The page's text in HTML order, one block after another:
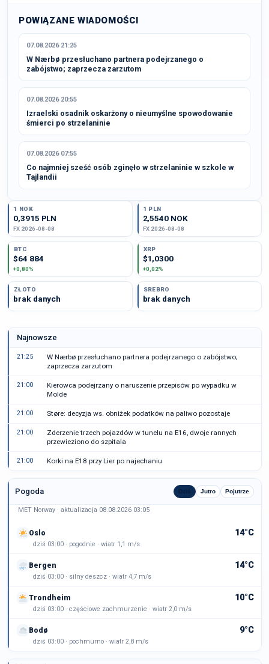
POWIĄZANE WIADOMOŚCI
07.08.2026 21:25
W Nærbø przesłuchano partnera podejrzanego o
zabójstwo; zaprzecza zarzutom
07.08.2026 20:55
Izraelski osadnik oskarżony o nieumyślne spowodowanie
śmierci po strzelaninie
07.08.2026 07:55
Co najmniej sześć osób zginęło w strzelaninie w szkole w
Tajlandii
1 NOK
0,3915 PLN
FX 2026-08-08
1 PLN
2,5540 NOK
FX 2026-08-08
BTC
$64 884
+0,80%
XRP
$1,0300
+0,02%
ZŁOTO
brak danych
SREBRO
brak danych
Najnowsze
21:25
W Nærbø przesłuchano partnera podejrzanego o zabójstwo;
zaprzecza zarzutom
21:00
Kierowca podejrzany o naruszenie przepisów po wypadku w
Molde
21:00 Støre: decyzja ws. obniżek podatków na paliwo pozostaje
21:00
Zderzenie trzech pojazdów w tunelu na E16, dwoje rannych
przewieziono do szpitala
21:00 Korki na E18 przy Lier po najechaniu
Pogoda Dziś Jutro Pojutrze
MET Norway · aktualizacja 08.08.2026 03:05
Oslo 14°C
dziś 03:00 · pogodnie · wiatr 1,1 m/s
Bergen 14°C
dziś 03:00 · silny deszcz · wiatr 4,7 m/s
Trondheim 10°C
dziś 03:00 · częściowe zachmurzenie · wiatr 2,0 m/s
Bodø 9°C
dziś 03:00 · pochmurno · wiatr 2,8 m/s